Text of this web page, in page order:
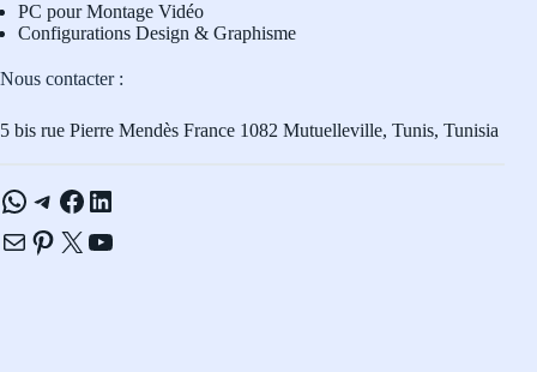
PC pour Montage Vidéo
Configurations Design & Graphisme
Nous contacter :
5 bis rue Pierre Mendès France 1082 Mutuelleville, Tunis, Tunisia
WhatsApp
Telegram
Facebook
LinkedIn
E-mailPinterest
X YouTube